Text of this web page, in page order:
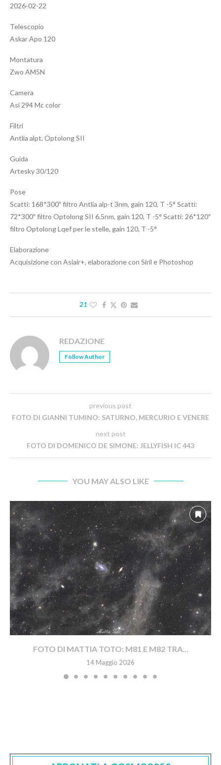
2026-02-22
Telescopio
Askar Apo 120
Montatura
Zwo AM5N
Camera
Asi 294 Mc color
Filtri
Antlia alpt, Optolong SII
Guida
Artesky 30/120
Pose
Scatti: 168*300″ filtro Antlia alp-t 3nm, gain 120, T -5° Scatti:
72*300″ filtro Optolong SII 6.5nm, gain 120, T -5° Scatti: 26*120″
filtro Optolong Lqef per le stelle, gain 120, T -5°
Elaborazione
Acquisizione con Asiair+, elaborazione con Siril e Photoshop
21
REDAZIONE
Follow Author
previous post
FOTO DI GIANNI TUMINO: SATURNO, MERCURIO E VENERE
next post
FOTO DI DOMENICO DE SIMONE: JELLYFISH IC 443
YOU MAY ALSO LIKE
FOTO DI MATTIA TOTO: M81 E M82 TRA...
14 Maggio 2026